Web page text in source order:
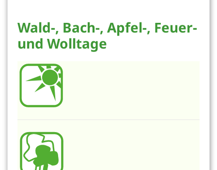
Wald-, Bach-, Apfel-, Feuer-
und Wolltage